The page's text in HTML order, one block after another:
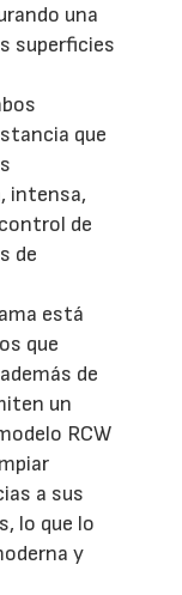
una
superficies
que
intensa,
de
de
está
que
de
un
RCW
a sus
lo que lo
y